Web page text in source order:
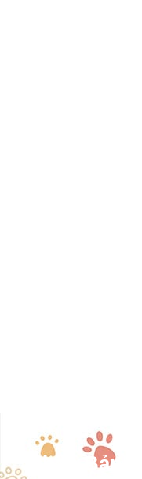
Nhận Bản